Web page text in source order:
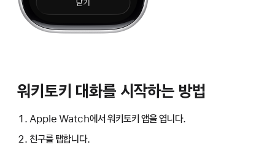
워키토키 대화를 시작하는 방법
Apple Watch에서 워키토키 앱을 엽니다.
친구를 탭합니다.